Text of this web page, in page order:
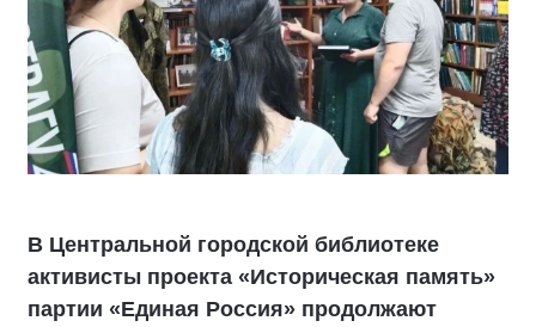
В Центральной городской библиотеке
активисты проекта «Историческая память»
партии «Единая Россия» продолжают